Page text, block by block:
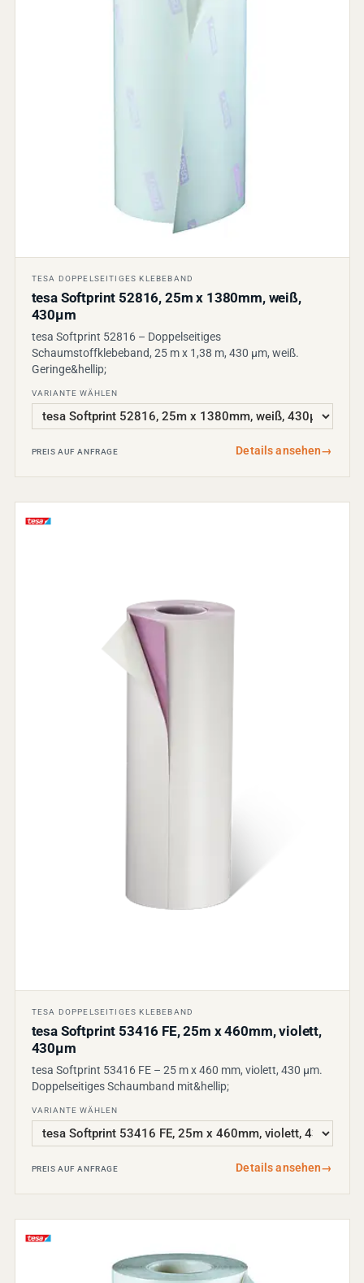
TESA DOPPELSEITIGES KLEBEBAND
tesa Softprint 52816, 25m x 1380mm, weiß,
430µm
tesa Softprint 52816 – Doppelseitiges
Schaumstoffklebeband, 25 m x 1,38 m, 430 µm, weiß.
Geringe&hellip;
VARIANTE WÄHLEN
PREIS AUF ANFRAGE Details ansehen→
TESA DOPPELSEITIGES KLEBEBAND
tesa Softprint 53416 FE, 25m x 460mm, violett,
430µm
tesa Softprint 53416 FE – 25 m x 460 mm, violett, 430 µm.
Doppelseitiges Schaumband mit&hellip;
VARIANTE WÄHLEN
PREIS AUF ANFRAGE Details ansehen→